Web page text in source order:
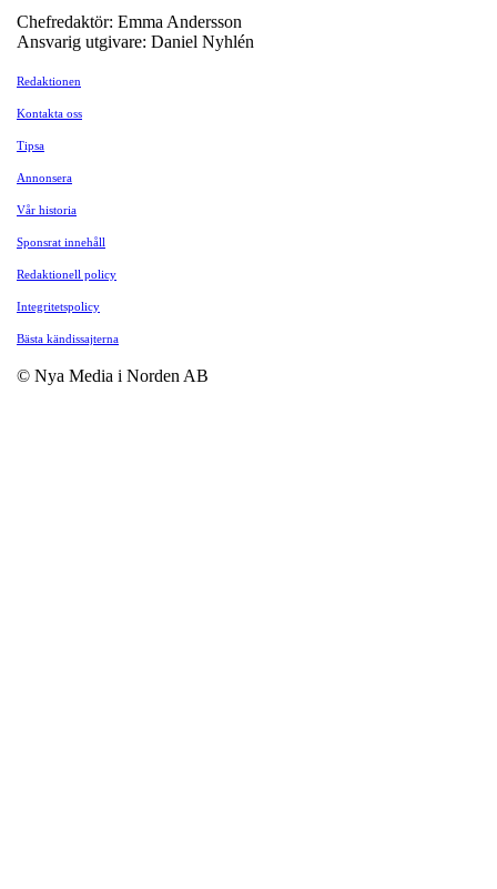
Chefredaktör: Emma Andersson
Ansvarig utgivare: Daniel Nyhlén
Redaktionen
Kontakta oss
Tipsa
Annonsera
Vår historia
Sponsrat innehåll
Redaktionell policy
Integritetspolicy
Bästa kändissajterna
© Nya Media i Norden AB